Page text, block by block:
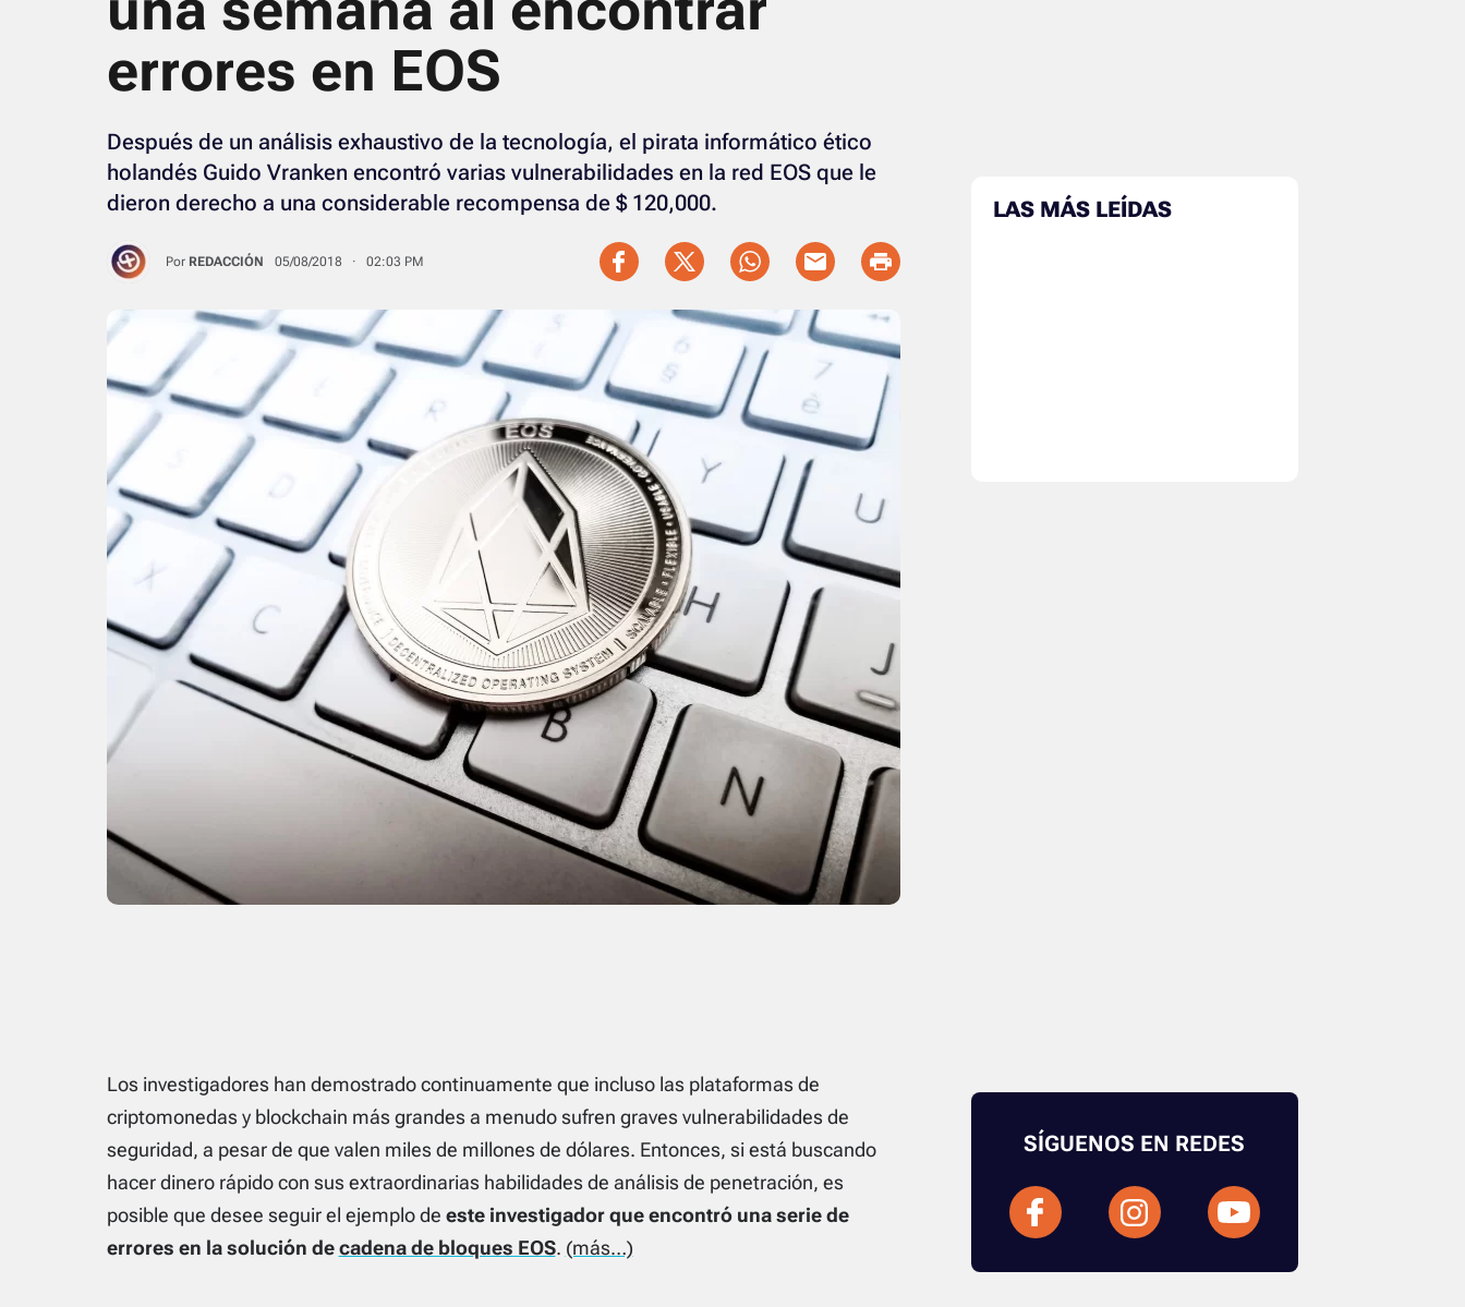
errores en EOS
Después de un análisis exhaustivo de la tecnología, el pirata informático ético
holandés Guido Vranken encontró varias vulnerabilidades en la red EOS que le
dieron derecho a una considerable recompensa de $ 120,000.
Por REDACCIÓN 05/08/2018 · 02:03 PM
Los investigadores han demostrado continuamente que incluso las plataformas de
criptomonedas y blockchain más grandes a menudo sufren graves vulnerabilidades de
seguridad, a pesar de que valen miles de millones de dólares. Entonces, si está buscando
hacer dinero rápido con sus extraordinarias habilidades de análisis de penetración, es
posible que desee seguir el ejemplo de este investigador que encontró una serie de
errores en la solución decadena de bloques EOS. (más…)
LAS MÁS LEÍDAS
SÍGUENOS EN REDES